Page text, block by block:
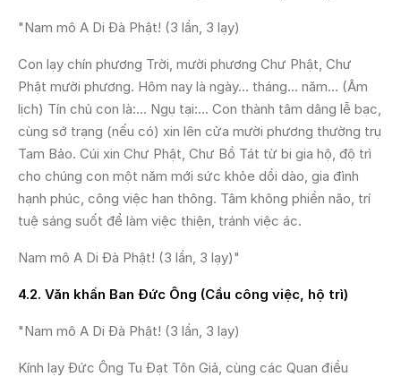
"Nam mô A Di Đà Phật! (3 lần, 3 lạy)
Con lạy chín phương Trời, mười phương Chư Phật, Chư
Phật mười phương. Hôm nay là ngày... tháng... năm... (Âm
lịch) Tín chủ con là:... Ngụ tại:... Con thành tâm dâng lễ bạc,
cùng sớ trạng (nếu có) xin lên cửa mười phương thường trụ
Tam Bảo. Cúi xin Chư Phật, Chư Bồ Tát từ bi gia hộ, độ trì
cho chúng con một năm mới sức khỏe dồi dào, gia đình
hạnh phúc, công việc han thông. Tâm không phiền não, trí
tuệ sáng suốt để làm việc thiện, tránh việc ác.
Nam mô A Di Đà Phật! (3 lần, 3 lạy)"
4.2. Văn khấn Ban Đức Ông (Cầu công việc, hộ trì)
"Nam mô A Di Đà Phật! (3 lần, 3 lạy)
Kính lạy Đức Ông Tu Đạt Tôn Giả, cùng các Quan điều